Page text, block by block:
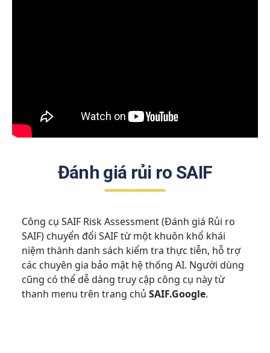
Đánh giá rủi ro SAIF
Công cụ SAIF Risk Assessment (Đánh giá Rủi ro
SAIF) chuyển đổi SAIF từ một khuôn khổ khái
niệm thành danh sách kiểm tra thực tiễn, hỗ trợ
các chuyên gia bảo mật hệ thống AI. Người dùng
cũng có thể dễ dàng truy cập công cụ này từ
thanh menu trên trang chủ SAIF.Google.